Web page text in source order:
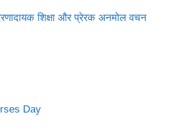
शिक्षा और प्रेरक अनमोल वचन
Day